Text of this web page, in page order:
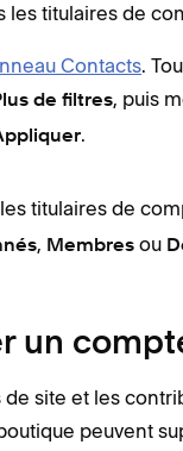
les titulaires de
Contacts.
de filtres, puis
.
titulaires de
, Membres ou
un
site et les
peuvent